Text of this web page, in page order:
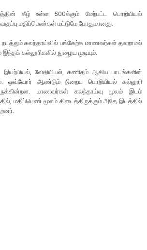
கீழ் உள்ள 500க்கும் மேற்பட்ட பொறியியல்
மதிப்பெண்கள் மட்டுமே போதுமானது.
கலந்தாய்வில் பங்கேற்க மாணவர்கள் தவறாமல்
கல்லூரிகளில் நுழைய முடியும்.
இயற்பியல், வேதியியல், கணிதம் ஆகிய பாடங்களின்
ஒவ்வோர் ஆண்டும் நிறைய பொறியியல் கல்லூரி
மாணவர்கள் கலந்தாய்வு மூலம் இடம்
மதிப்பெண் மூலம் கிடைத்திருக்கும் அதே இடத்தில்